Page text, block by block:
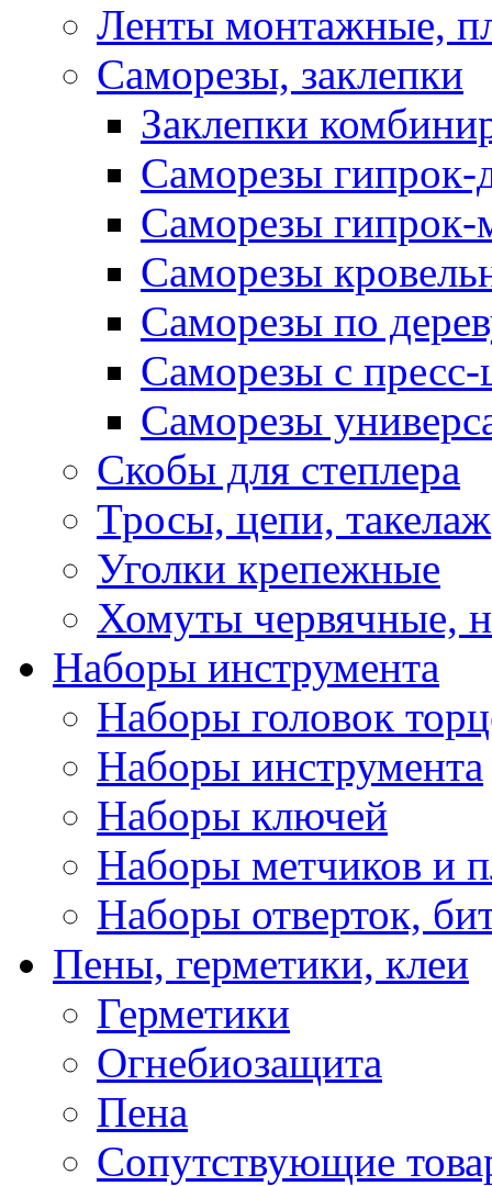
Ленты монтажные,
Саморезы, заклепки
Заклепки
Саморезы гипрок-
Саморезы гипрок-
Саморезы
Саморезы по
Саморезы с
Саморезы
Скобы для степлера
Тросы, цепи, такелаж
Уголки крепежные
Хомуты червячные,
Наборы инструмента
Наборы головок
Наборы инструмента
Наборы ключей
Наборы метчиков и
Наборы отверток,
Пены, герметики, клеи
Герметики
Огнебиозащита
Пена
Сопутствующие